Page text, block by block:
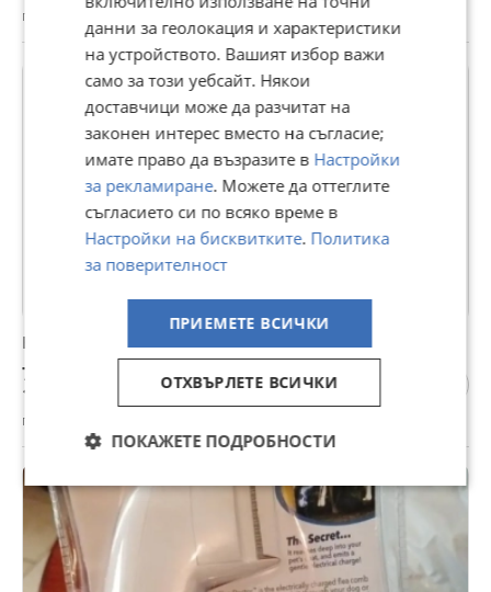
гр. Сандански, Благоевград, 19 май
Електрически гребен против бълхи
7,67 €
15 лв
гр. Сандански, Благоевград, 20 септември 2025г.
данни за геолокация и характеристики
на устройството. Вашият избор важи
само за този уебсайт. Някои
доставчици може да разчитат на
законен интерес вместо на съгласие;
имате право да възразите в Настройки
за рекламиране. Можете да оттеглите
съгласието си по всяко време в
Настройки на бисквитките. Политика
за поверителност
ПРИЕМЕТЕ ВСИЧКИ
ОТХВЪРЛЕТЕ ВСИЧКИ
ПОКАЖЕТЕ ПОДРОБНОСТИ